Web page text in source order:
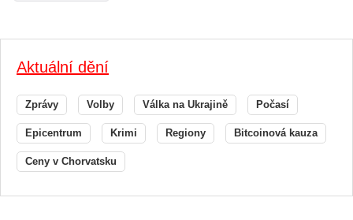
Aktuální dění
Zprávy Volby Válka na Ukrajině Počasí
Epicentrum Krimi Regiony Bitcoinová kauza
Ceny v Chorvatsku